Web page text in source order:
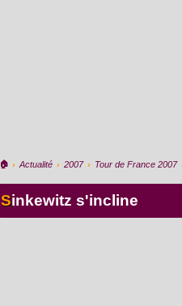
🏠︎ › Actualité › 2007 › Tour de France 2007
Sinkewitz s'incline